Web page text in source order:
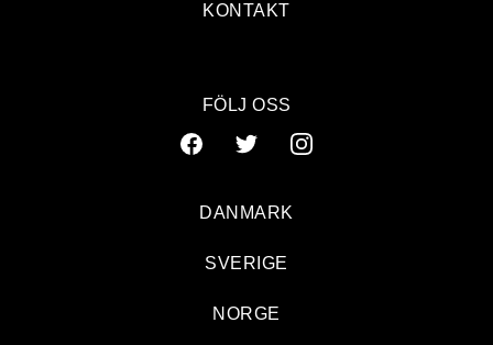
KONTAKT
FÖLJ OSS
DANMARK
SVERIGE
NORGE